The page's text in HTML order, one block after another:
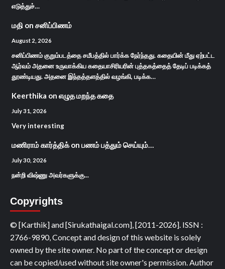
எடுத்துச்…
மதி on சனிப்பிணம்
August 2, 2026
சனிப்பிணம் குறும்படத்தை சமீபத்தில் பார்க்க நேர்ந்தது. கதையின் மீது ஏற்பட்ட
ஆர்வம் அதனை உருவாக்கிய கதையாசிரியரின் புத்தகத்தைத் தேடிப் படிக்கத்
தூண்டியது. அதனை இந்தத்தளத்தில் வழங்கி, படிக்க…
Keerthika on எழுத மறந்த கதை
July 31, 2026
Very interesting
மணிராம் கார்த்திக்on பணம் பத்தும் செய்யும்…
July 30, 2026
நன்றி விஷ்ணு அவர்களுக்கு...
Copyrights
© [Karthik] and [Sirukathaigal.com], [2011-2026]. ISSN :
2766-9890, Concept and design of this website is solely
owned by the site owner. No part of the concept or design
can be copied/used without site owner's permission. Author